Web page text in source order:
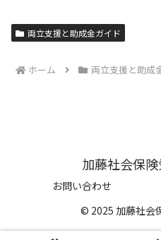
両立支援と助成金ガイド
ホーム 両立支援と助成
加藤社会保
お問い合わせ
© 2025 加藤社会